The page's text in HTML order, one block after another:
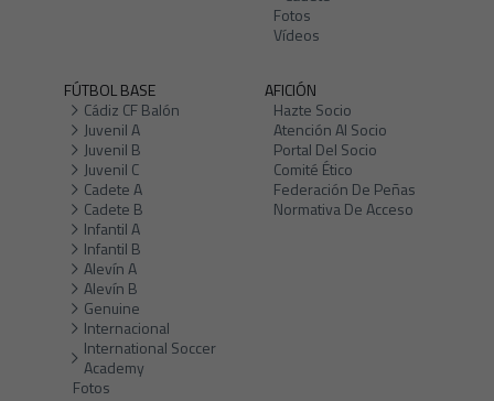
Fotos
Vídeos
FÚTBOL BASE
Cádiz CF Balón
Juvenil A
Juvenil B
Juvenil C
Cadete A
Cadete B
Infantil A
Infantil B
Alevín A
Alevín B
Genuine
Internacional
International Soccer
Academy
Fotos
AFICIÓN
Hazte Socio
Atención Al Socio
Portal Del Socio
Comité Ético
Federación De Peñas
Normativa De Acceso